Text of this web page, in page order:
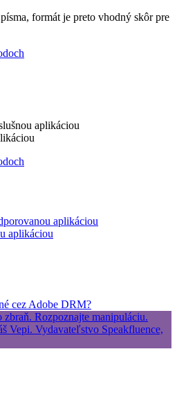
formát je preto vhodný skôr pre
aplikáciou
aplikáciou
aplikáciou
cez Adobe DRM?